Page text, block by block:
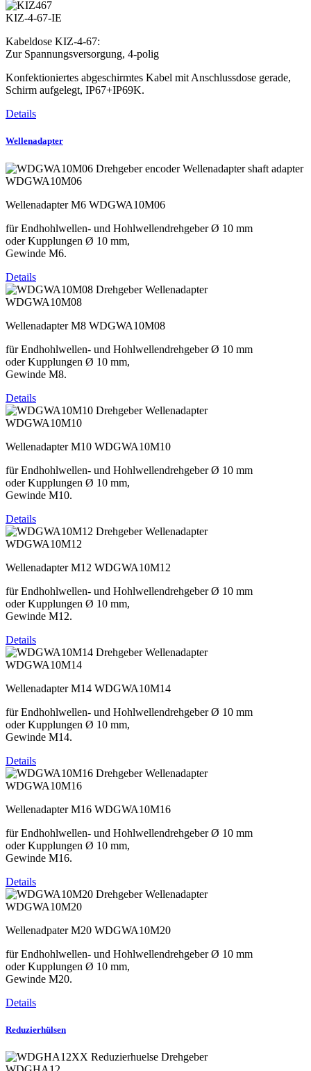
KIZ-4-67-IE
Kabeldose KIZ-4-67:
Zur Spannungsversorgung, 4-polig
Konfektioniertes abgeschirmtes Kabel mit Anschlussdose gerade,
Schirm aufgelegt, IP67+IP69K.
Details
Wellenadapter
WDGWA10M06
Wellenadapter M6 WDGWA10M06
für Endhohlwellen- und Hohlwellendrehgeber Ø 10 mm
oder Kupplungen Ø 10 mm,
Gewinde M6.
Details
WDGWA10M08
Wellenadapter M8 WDGWA10M08
für Endhohlwellen- und Hohlwellendrehgeber Ø 10 mm
oder Kupplungen Ø 10 mm,
Gewinde M8.
Details
WDGWA10M10
Wellenadapter M10 WDGWA10M10
für Endhohlwellen- und Hohlwellendrehgeber Ø 10 mm
oder Kupplungen Ø 10 mm,
Gewinde M10.
Details
WDGWA10M12
Wellenadapter M12 WDGWA10M12
für Endhohlwellen- und Hohlwellendrehgeber Ø 10 mm
oder Kupplungen Ø 10 mm,
Gewinde M12.
Details
WDGWA10M14
Wellenadapter M14 WDGWA10M14
für Endhohlwellen- und Hohlwellendrehgeber Ø 10 mm
oder Kupplungen Ø 10 mm,
Gewinde M14.
Details
WDGWA10M16
Wellenadapter M16 WDGWA10M16
für Endhohlwellen- und Hohlwellendrehgeber Ø 10 mm
oder Kupplungen Ø 10 mm,
Gewinde M16.
Details
WDGWA10M20
Wellenadpater M20 WDGWA10M20
für Endhohlwellen- und Hohlwellendrehgeber Ø 10 mm
oder Kupplungen Ø 10 mm,
Gewinde M20.
Details
Reduzierhülsen